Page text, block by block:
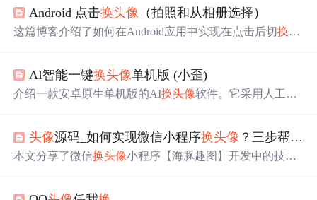
Android 点击换头像 （拍照和从相册选择）
这篇博客介绍了如何在Android应用中实现在点击后切换头
修改、AndroidManifest.xml中权限的添加、Fragment中的实
现以及动画效果的配置。
AI智能一键换头像单机版 (小歪)
介绍一款安卓原生单机版的AI换头像软件。它采用人工智
地进行，不涉及数据上传，保障隐私安全。还给出了下载
地址。
头像源码_如何实现微信小程序换头像 ？三步帮你搞定
本文分享了微信换头像小程序【海豚趣图】开发中的技术